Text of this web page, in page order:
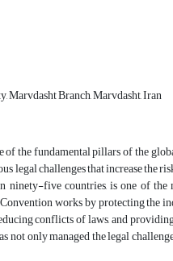
Marvdasht Branch, Marvdasht, Iran
the fundamental pillars of the
legal challenges that increase the
ninety-five countries, is one of
works by protecting the
conflicts of laws, and
only managed the legal